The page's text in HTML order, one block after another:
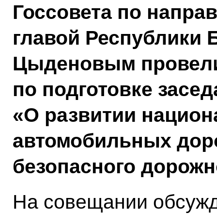
Госсовета по
главой Республики
Цыденовым
по подготовке
«О развитии
автомобильных
безопасного
На совещании